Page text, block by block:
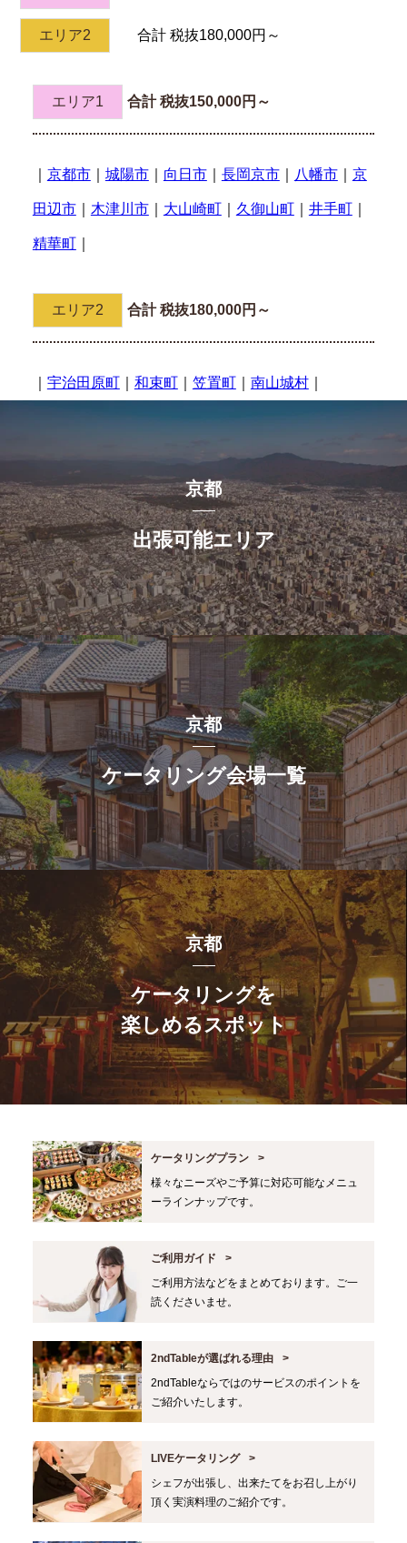
エリア2 合計 税抜180,000円～
エリア1 合計 税抜150,000円～
京都市｜ 城陽市｜ 向日市｜ 長岡京市｜ 八幡市｜ 京
田辺市｜ 木津川市｜ 大山崎町｜ 久御山町｜ 井手町｜
精華町｜
エリア2 合計 税抜180,000円～
宇治田原町｜ 和束町｜ 笠置町｜ 南山城村｜
京都
出張可能エリア
京都
ケータリング会場一覧
京都
ケータリングを
楽しめるスポット
ケータリングプラン
様々なニーズやご予算に対応可能なメニュ
ーラインナップです。
ご利用ガイド
ご利用方法などをまとめております。ご一
読くださいませ。
2ndTableが選ばれる理由
2ndTableならではのサービスのポイントを
ご紹介いたします。
LIVEケータリング
シェフが出張し、出来たてをお召し上がり
頂く実演料理のご紹介です。